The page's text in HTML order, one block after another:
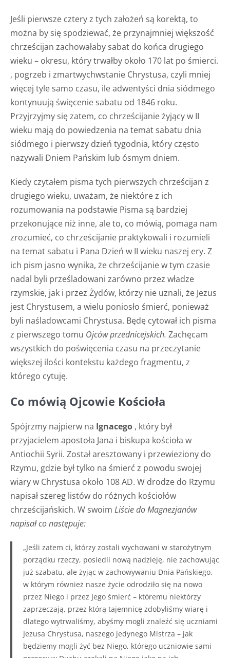
Jeśli pierwsze cztery z tych założeń są korektą, to
można by się spodziewać, że przynajmniej większość
chrześcijan zachowałaby sabat do końca drugiego
wieku – okresu, który trwałby około 170 lat po śmierci.
, pogrzeb i zmartwychwstanie Chrystusa, czyli mniej
więcej tyle samo czasu, ile adwentyści dnia siódmego
kontynuują święcenie sabatu od 1846 roku.
Przyjrzyjmy się zatem, co chrześcijanie żyjący w II
wieku mają do powiedzenia na temat sabatu dnia
siódmego i pierwszy dzień tygodnia, który często
nazywali Dniem Pańskim lub ósmym dniem.
Kiedy czytałem pisma tych pierwszych chrześcijan z
drugiego wieku, uważam, że niektóre z ich
rozumowania na podstawie Pisma są bardziej
przekonujące niż inne, ale to, co mówią, pomaga nam
zrozumieć, co chrześcijanie praktykowali i rozumieli
na temat sabatu i Pana Dzień w II wieku naszej ery. Z
ich pism jasno wynika, że chrześcijanie w tym czasie
nadal byli prześladowani zarówno przez władze
rzymskie, jak i przez Żydów, którzy nie uznali, że Jezus
jest Chrystusem, a wielu poniosło śmierć, ponieważ
byli naśladowcami Chrystusa. Będę cytował ich pisma
z pierwszego tomu Ojców przednicejskich. Zachęcam
wszystkich do poświęcenia czasu na przeczytanie
większej ilości kontekstu każdego fragmentu, z
którego cytuję.
Co mówią Ojcowie Kościoła
Spójrzmy najpierw na Ignacego , który był
przyjacielem apostoła Jana i biskupa kościoła w
Antiochii Syrii. Został aresztowany i przewieziony do
Rzymu, gdzie był tylko na śmierć z powodu swojej
wiary w Chrystusa około 108 AD. W drodze do Rzymu
napisał szereg listów do różnych kościołów
chrześcijańskich. W swoim Liście do Magnezjanów
napisał co następuje:
„Jeśli zatem ci, którzy zostali wychowani w starożytnym
porządku rzeczy, posiedli nową nadzieję, nie zachowując
już szabatu, ale żyjąc w zachowywaniu Dnia Pańskiego,
w którym również nasze życie odrodziło się na nowo
przez Niego i przez Jego śmierć – któremu niektórzy
zaprzeczają, przez którą tajemnicę zdobyliśmy wiarę i
dlatego wytrwaliśmy, abyśmy mogli znaleźć się uczniami
Jezusa Chrystusa, naszego jedynego Mistrza – jak
będziemy mogli żyć bez Niego, którego uczniowie sami